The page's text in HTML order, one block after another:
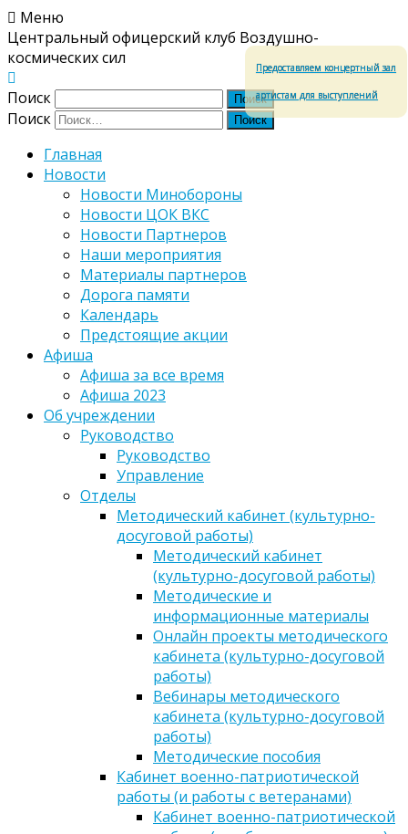
Меню
Центральный офицерский клуб Воздушно-
космических сил
Поиск
Поиск
Главная
Новости
Новости Минобороны
Новости ЦОК ВКС
Новости Партнеров
Наши мероприятия
Материалы партнеров
Дорога памяти
Календарь
Предстоящие акции
Афиша
Афиша за все время
Афиша 2023
Об учреждении
Руководство
Руководство
Управление
Отделы
Методический кабинет (культурно-
досуговой работы)
Методический кабинет
(культурно-досуговой работы)
Методические и
информационные материалы
Онлайн проекты методического
кабинета (культурно-досуговой
работы)
Вебинары методического
кабинета (культурно-досуговой
работы)
Методические пособия
Кабинет военно-патриотической
работы (и работы с ветеранами)
Кабинет военно-патриотической
Предоставляем концертный зал
артистам для выступлений